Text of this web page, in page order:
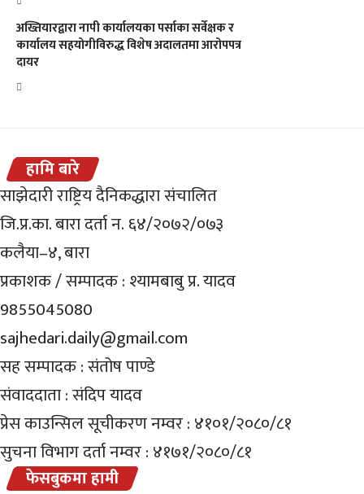
अख्तियारद्वारा नापी कार्यालयका पर्साका सर्वेक्षक र
कार्यालय सहयोगीविरुद्ध विशेष अदालतमा आरोपपत्र
दायर
हामि बारे
साझेदारी राष्ट्रिय दैनिकद्धारा संचालित
जि.प्र.का. बारा दर्ता न. ६४/२०७२/०७३
कलैया–४, बारा
प्रकाशक / सम्पादक : श्यामबाबु प्र. यादव
9855045080
sajhedari.daily@gmail.com
सह सम्पादक : संतोष पाण्डे
संवाददाता : संदिप यादव
प्रेस काउन्सिल सूचीकरण नम्वर : ४१०१/२०८०/८१
सुचना विभाग दर्ता नम्वर : ४१७१/२०८०/८१
फेसबुकमा हामी